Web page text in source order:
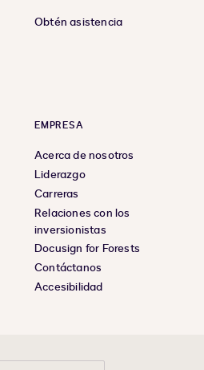
Obtén asistencia
EMPRESA
Acerca de nosotros
Liderazgo
Carreras
Relaciones con los
inversionistas
Docusign for Forests
Contáctanos
Accesibilidad